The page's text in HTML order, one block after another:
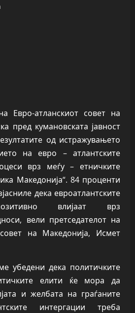
Евро-атланскиот совет на
пред кумановската јавност
од истражувањето
на евро – атлантските
врз меѓу – етничките
Македонија“. 84 проценти
дека евроатлантските
влијаат врз
вели претседателот на
на Македонија, Исмет
убедени дека политичките
елити ќе мора да
и желбата на граѓаните
интергации треба